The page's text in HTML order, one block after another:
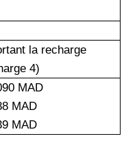
la recharge
4)
MAD
MAD
MAD